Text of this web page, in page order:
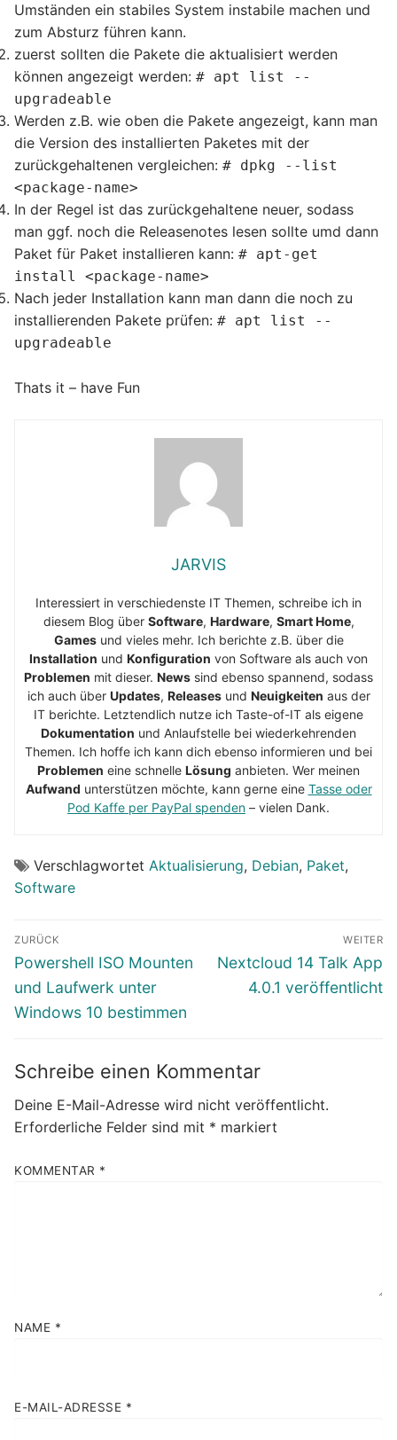
Umständen ein stabiles System instabile machen und
zum Absturz führen kann.
zuerst sollten die Pakete die aktualisiert werden
können angezeigt werden: # apt list --
upgradeable
Werden z.B. wie oben die Pakete angezeigt, kann man
die Version des installierten Paketes mit der
zurückgehaltenen vergleichen: # dpkg --list
<package-name>
In der Regel ist das zurückgehaltene neuer, sodass
man ggf. noch die Releasenotes lesen sollte umd dann
Paket für Paket installieren kann: # apt-get
install <package-name>
Nach jeder Installation kann man dann die noch zu
installierenden Pakete prüfen: # apt list --
upgradeable
Thats it – have Fun
JARVIS
Interessiert in verschiedenste IT Themen, schreibe ich in
diesem Blog über Software, Hardware, Smart Home,
Gamesund vieles mehr. Ich berichte z.B. über die
Installation und Konfiguration von Software als auch von
Problemen mit dieser. News sind ebenso spannend, sodass
ich auch über Updates, Releasesund Neuigkeiten aus der
IT berichte. Letztendlich nutze ich Taste-of-IT als eigene
Dokumentation und Anlaufstelle bei wiederkehrenden
Themen. Ich hoffe ich kann dich ebenso informieren und bei
Problemen eine schnelle Lösung anbieten. Wer meinen
Aufwand unterstützen möchte, kann gerne eine Tasse oder
Pod Kaffe per PayPal spenden – vielen Dank.
Verschlagwortet Aktualisierung, Debian, Paket,
Software
Beitragsnavigation
ZURÜCK
Vorheriger
Beitrag:
Powershell ISO Mounten
und Laufwerk unter
Windows 10 bestimmen
WEITER
Nächster
Beitrag:
Nextcloud 14 Talk App
4.0.1 veröffentlicht
Schreibe einen Kommentar
Deine E-Mail-Adresse wird nicht veröffentlicht.
Erforderliche Felder sind mit * markiert
KOMMENTAR *
NAME *
E-MAIL-ADRESSE *